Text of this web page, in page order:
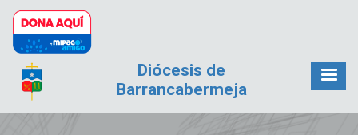
Pasar al contenido principal
Diócesis de
Barrancabermeja